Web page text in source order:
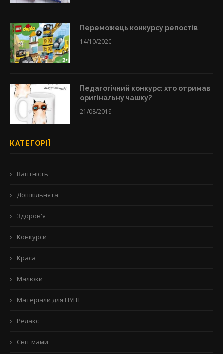
Переможець конкурсу репостів
14/10/2020
Педагогічний конкурс: хто отримав
оригінальну чашку?
21/08/2019
КАТЕГОРІЇ
Вагітність
Дошкільнята
Здоров'я
Конкурси
Краса
Малюки
Матеріали для НУШ
Релакс
Світ мами